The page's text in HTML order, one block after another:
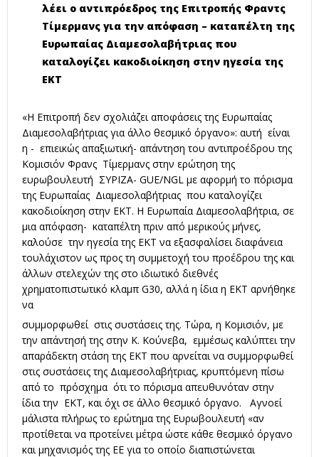
λέει ο αντιπρόεδρος της Επιτροπής Φραντς
Τίμερμανς για την απόφαση – καταπέλτη της
Ευρωπαίας Διαμεσολαβήτριας που
καταλογίζει κακοδιοίκηση στην ηγεσία της
ΕΚΤ
«Η Επιτροπή δεν σχολιάζει αποφάσεις της Ευρωπαίας
Διαμεσολαβήτριας για άλλο θεσμικό όργανο»: αυτή είναι
η - επιεικώς απαξιωτική- απάντηση του αντιπροέδρου της
Κομισιόν Φρανς Τίμερμανς στην ερώτηση της
ευρωβουλευτή ΣΥΡΙΖΑ- GUE/NGL με αφορμή το πόρισμα
της Ευρωπαίας Διαμεσολαβήτριας που καταλογίζει
κακοδιοίκηση στην ΕΚΤ. Η Ευρωπαία Διαμεσολαβήτρια, σε
μια απόφαση- καταπέλτη πριν από μερικούς μήνες,
καλούσε την ηγεσία της ΕΚΤ να εξασφαλίσει διαφάνεια
τουλάχιστον ως προς τη συμμετοχή του προέδρου της και
άλλων στελεχών της στο ιδιωτικό διεθνές
χρηματοπιστωτικό κλαμπ G30, αλλά η ίδια η ΕΚΤ αρνήθηκε
να
συμμορφωθεί στις συστάσεις της. Τώρα, η Κομισιόν, με
την απάντησή της στην Κ. Κούνεβα, εμμέσως καλύπτει την
απαράδεκτη στάση της ΕΚΤ που αρνείται να συμμορφωθεί
στις συστάσεις της Διαμεσολαβήτριας, κρυπτόμενη πίσω
από το πρόσχημα ότι το πόρισμα απευθυνόταν στην
ίδια την ΕΚΤ, και όχι σε άλλο θεσμικό όργανο. Αγνοεί
μάλιστα πλήρως το ερώτημα της Ευρωβουλευτή «αν
προτίθεται να προτείνει μέτρα ώστε κάθε θεσμικό όργανο
και μηχανισμός της ΕΕ για το οποίο διαπιστώνεται